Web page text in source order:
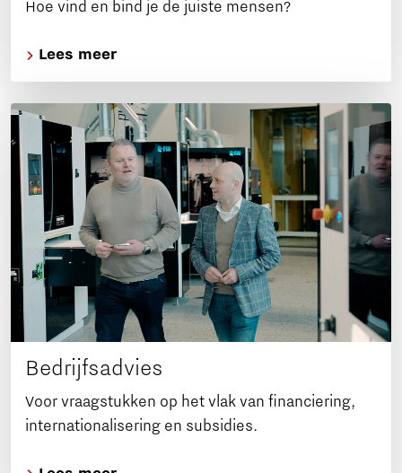
Hoe vind en bind je de juiste mensen?
Lees meer
Bedrijfsadvies
Voor vraagstukken op het vlak van financiering,
internationalisering en subsidies.